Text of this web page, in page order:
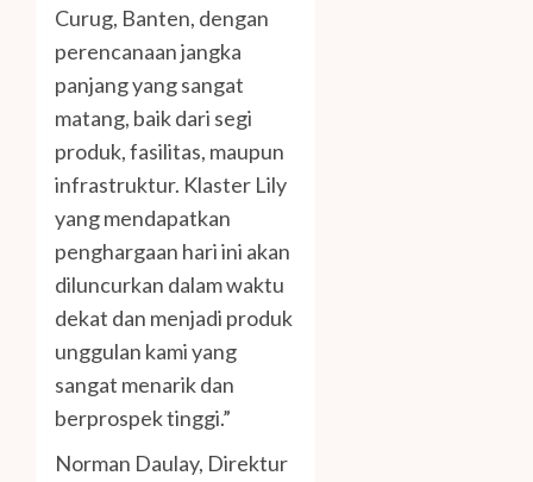
Curug, Banten, dengan
perencanaan jangka
panjang yang sangat
matang, baik dari segi
produk, fasilitas, maupun
infrastruktur. Klaster Lily
yang mendapatkan
penghargaan hari ini akan
diluncurkan dalam waktu
dekat dan menjadi produk
unggulan kami yang
sangat menarik dan
berprospek tinggi.”
Norman Daulay, Direktur